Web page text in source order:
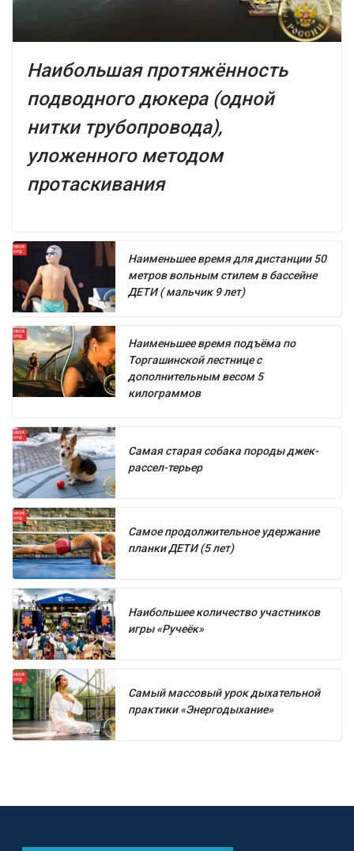
Наибольшая протяжённость
подводного дюкера (одной
нитки трубопровода),
уложенного методом
протаскивания
Наименьшее время для дистанции 50
метров вольным стилем в бассейне
ДЕТИ ( мальчик 9 лет)
Наименьшее время подъёма по
Торгашинской лестнице с
дополнительным весом 5
килограммов
Самая старая собака породы джек-
рассел-терьер
Самое продолжительное удержание
планки ДЕТИ (5 лет)
Наибольшее количество участников
игры «Ручеёк»
Самый массовый урок дыхательной
практики «Энергодыхание»